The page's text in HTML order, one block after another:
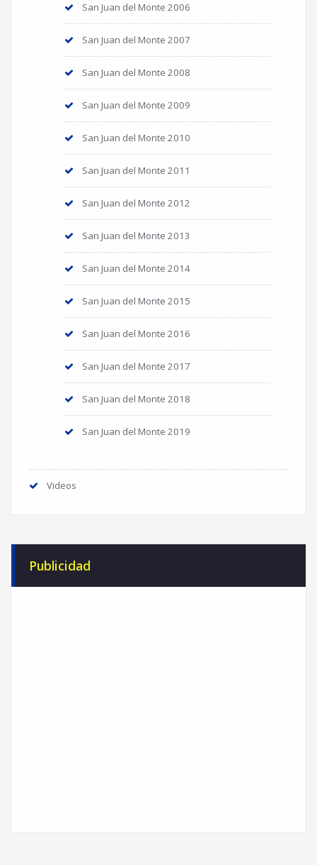
San Juan del Monte 2006
San Juan del Monte 2007
San Juan del Monte 2008
San Juan del Monte 2009
San Juan del Monte 2010
San Juan del Monte 2011
San Juan del Monte 2012
San Juan del Monte 2013
San Juan del Monte 2014
San Juan del Monte 2015
San Juan del Monte 2016
San Juan del Monte 2017
San Juan del Monte 2018
San Juan del Monte 2019
Videos
Publicidad